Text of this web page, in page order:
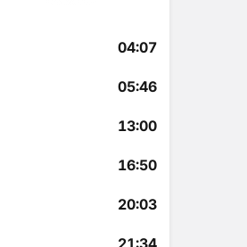
04:07
05:46
13:00
16:50
20:03
21:34